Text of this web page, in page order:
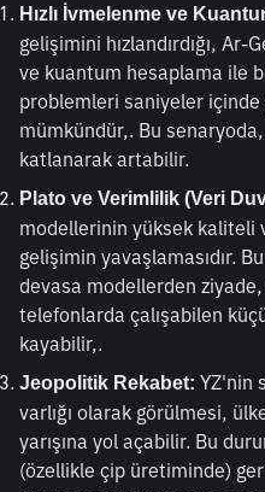
Hızlı İvmelenme ve
gelişimini hızlandırdığı,
ve kuantum hesaplama ile
problemleri saniyeler
mümkündür,. Bu
katlanarak artabilir.
Plato ve Verimlilik (Veri
modellerinin yüksek kaliteli
gelişimin yavaşlamasıdır.
devasa modellerden
telefonlarda çalışabilen
kayabilir,.
Jeopolitik Rekabet: YZ'nin
varlığı olarak görülmesi,
yarışına yol açabilir. Bu
(özellikle çip üretiminde)